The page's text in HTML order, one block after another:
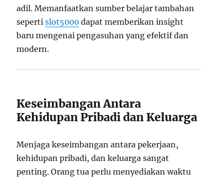
adil. Memanfaatkan sumber belajar tambahan
sepertislot5000 dapat memberikan insight
baru mengenai pengasuhan yang efektif dan
modern.
Keseimbangan Antara
Kehidupan Pribadi dan Keluarga
Menjaga keseimbangan antara pekerjaan,
kehidupan pribadi, dan keluarga sangat
penting. Orang tua perlu menyediakan waktu